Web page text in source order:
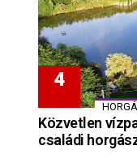
Közvetlen
családi